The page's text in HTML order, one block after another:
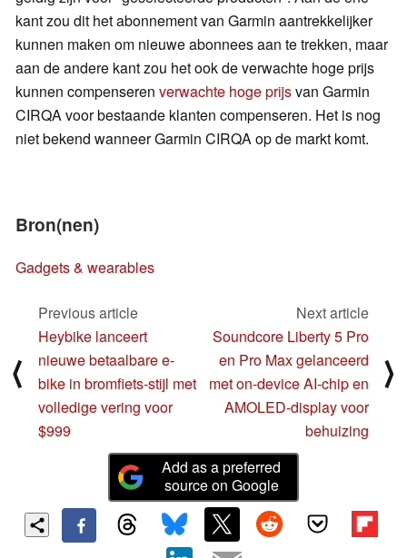
kant zou dit het abonnement van Garmin aantrekkelijker
kunnen maken om nieuwe abonnees aan te trekken, maar
aan de andere kant zou het ook de verwachte hoge prijs
kunnen compenseren verwachte hoge prijsvan Garmin
CIRQA voor bestaande klanten compenseren. Het is nog
niet bekend wanneer Garmin CIRQA op de markt komt.
Bron(nen)
Gadgets & wearables
⟨
Previous article
Heybike lanceert
nieuwe betaalbare e-
bike in bromfiets-stijl met
volledige vering voor
$999
Next article
Soundcore Liberty 5 Pro
en Pro Max gelanceerd
met on-device AI-chip en
AMOLED-display voor
behuizing
⟩
Add as a preferred
source on Google